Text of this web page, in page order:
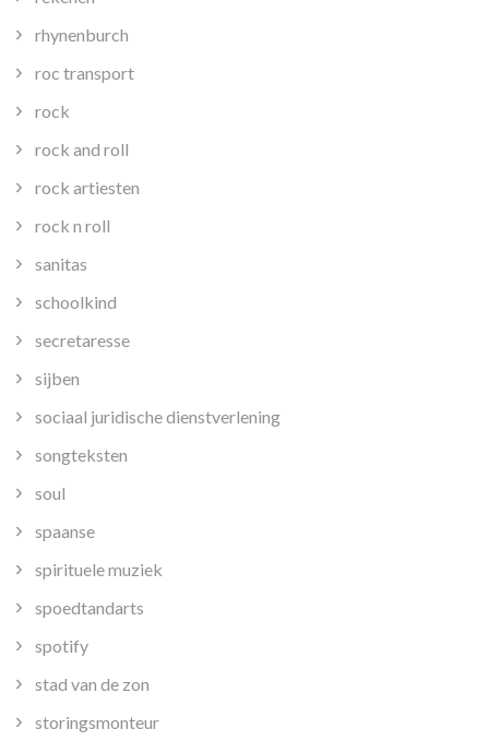
rhynenburch
roc transport
rock
rock and roll
rock artiesten
rock n roll
sanitas
schoolkind
secretaresse
sijben
sociaal juridische dienstverlening
songteksten
soul
spaanse
spirituele muziek
spoedtandarts
spotify
stad van de zon
storingsmonteur